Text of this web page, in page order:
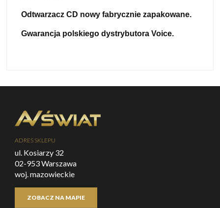
Odtwarzacz CD nowy fabrycznie zapakowane.
Gwarancja polskiego dystrybutora Voice.
ADRES SKLEPU
ul. Kosiarzy 32
02-953 Warszawa
woj. mazowieckie
ZOBACZ NA MAPIE